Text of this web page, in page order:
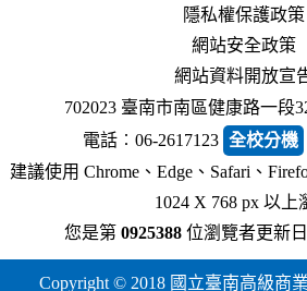
隱私權保護政策
網站安全政策
網站資料開放宣
702023 臺南市南區健康路一段
電話︰06-2617123 全校分機
建議使用 Chrome、Edge、Safari、
1024 X 768 px 以上
您是第 0925388 位瀏覽者更新
Copyright © 2018 國立臺南高級商